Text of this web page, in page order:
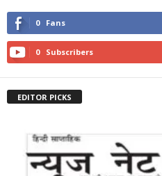
0 Fans
0 Subscribers
EDITOR PICKS